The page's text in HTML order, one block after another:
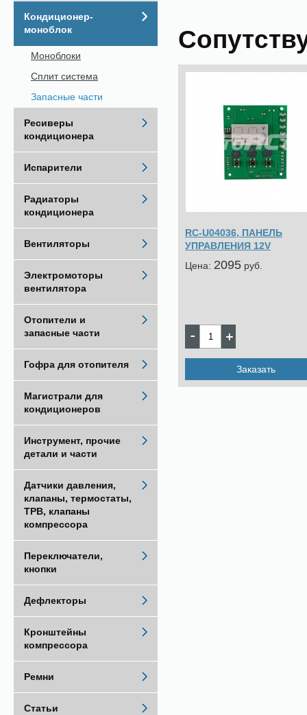
RC-U04036, ПАНЕЛЬ
УПРАВЛЕНИЯ 12V
Цена: 2095 pуб.
Заказать
Кондиционер-
моноблок
Моноблоки
Сплит система
Запасные части
Ресиверы
кондиционера
Испарители
Радиаторы
кондиционера
Вентиляторы
Электромоторы
вентилятора
Отопители и
запасные части
Гофра для отопителя
Магистрали для
кондиционеров
Инструмент, прочие
детали и части
Датчики давления,
клапаны, термостаты,
ТРВ, клапаны
компрессора
Переключатели,
кнопки
Дефлекторы
Кронштейны
компрессора
Ремни
Статьи